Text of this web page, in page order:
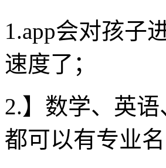
1.app会对孩子
速度了；
2.】数学、英
都可以有专业